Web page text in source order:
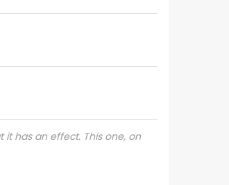
has an effect. This one, on